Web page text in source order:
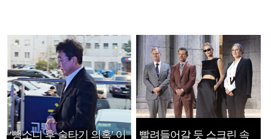
‘뺑소니 후 술타기 의혹’ 이 빨려들어갈 듯 스크린 속